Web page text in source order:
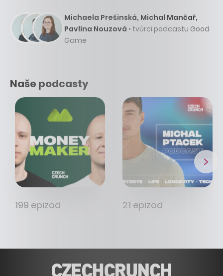
Michaela Prešinská, Michal Mančař,
Pavlína Nouzová • tvůrci podcastu Good
Game
Naše podcasty
199 epizod 21 epizod